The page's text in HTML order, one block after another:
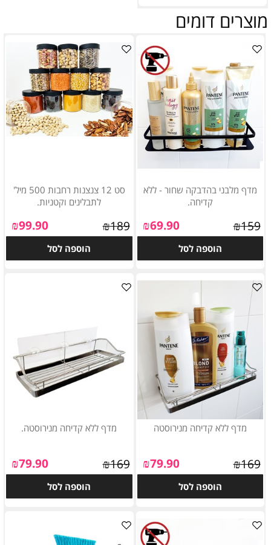
מוצרים דומים
מדף מלבני בהדבקה שחור - ללא
קדיחה.
₪159
₪69.90
הוספה לסל
סט 12 צנצנות רחבות 500 מיל'
לתבלינים וקטניות.
₪189
₪99.90
הוספה לסל
מדף ללא קדיחה מנירוסטה
₪169
₪79.90
הוספה לסל
מדף ללא קדיחה מנירוסטה.
₪169
₪79.90
הוספה לסל